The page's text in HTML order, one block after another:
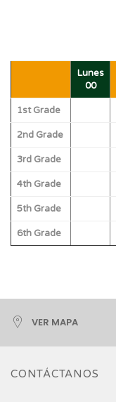
Lunes
00
1st Grade
2nd Grade
3rd Grade
4th Grade
5th Grade
6th Grade
VER MAPA
CONTÁCTANOS